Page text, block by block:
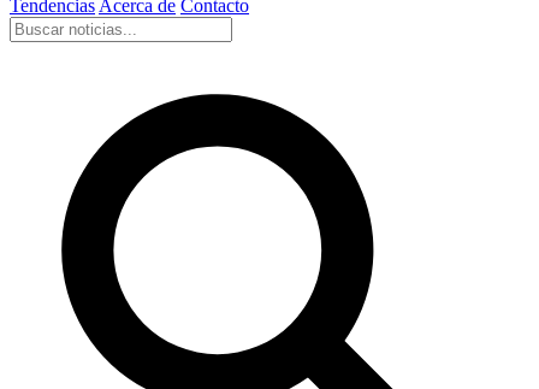
Tendencias Acerca de Contacto